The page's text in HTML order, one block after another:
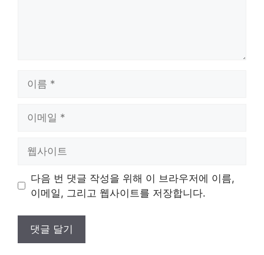
트
다음 번 댓글 작성을 위해 이 브라우저에 이름,
이메일, 그리고 웹사이트를 저장합니다.